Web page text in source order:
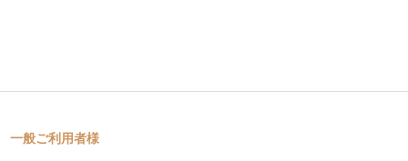
一般ご利用者様